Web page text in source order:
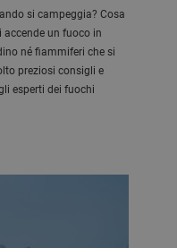
si campeggia? Cosa
accende un fuoco in
né fiammiferi che si
preziosi consigli e
esperti dei fuochi